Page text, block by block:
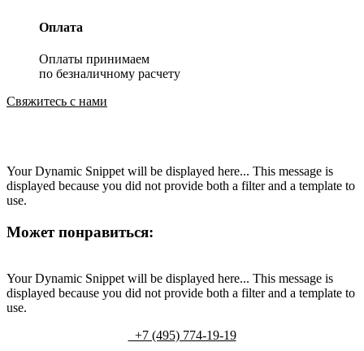
Оплата
Оплаты принимаем
по безналичному расчету
Свяжитесь с нами
Your Dynamic Snippet will be displayed here... This message is
displayed because you did not provide both a filter and a template to
use.
Может понравиться:
Your Dynamic Snippet will be displayed here... This message is
displayed because you did not provide both a filter and a template to
use.
+7 (495) 774-19-19